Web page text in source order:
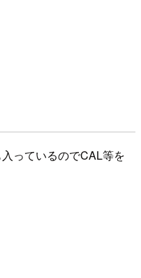
っているのでCAL等を